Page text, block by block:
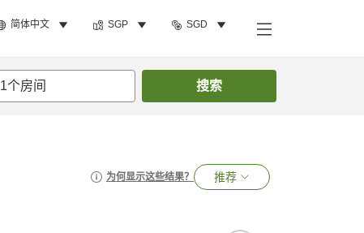
简体中文 SGP SGD
1个房间 搜索
为何显示这些结果？ 推荐